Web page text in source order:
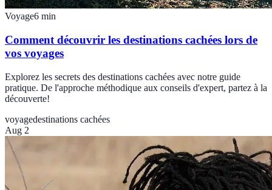
Voyage6 min
Comment découvrir les destinations cachées lors de
vos voyages
Explorez les secrets des destinations cachées avec notre guide
pratique. De l'approche méthodique aux conseils d'expert, partez à la
découverte!
voyagedestinations cachées
Aug 2